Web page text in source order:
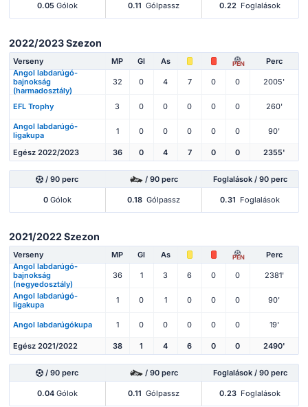
0.05Gólok 0.11 Gólpassz 0.22 Foglalások
2022/2023 Szezon
Verseny MP Gl As PEN
Perc
Angol labdarúgó-
bajnokság
(harmadosztály)
32 0 4 7 0 0 2005'
EFL Trophy 3 0 0 0 0 0 260'
Angol labdarúgó-
ligakupa
1 0 0 0 0 0 90'
Egész 2022/2023 36 0 4 7 0 0 2355'
/ 90 perc / 90 perc Foglalások / 90 perc
0Gólok 0.18 Gólpassz 0.31 Foglalások
2021/2022 Szezon
Verseny MP Gl As PEN
Perc
Angol labdarúgó-
bajnokság
(negyedosztály)
36 1 3 6 0 0 2381'
Angol labdarúgó-
ligakupa
1 0 1 0 0 0 90'
Angol labdarúgókupa 1 0 0 0 0 0 19'
Egész 2021/2022 38 1 4 6 0 0 2490'
/ 90 perc / 90 perc Foglalások / 90 perc
0.04Gólok 0.11 Gólpassz 0.23 Foglalások